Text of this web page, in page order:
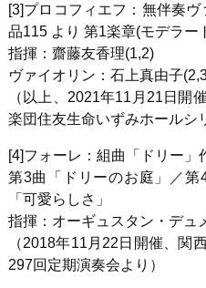
[3]プロコフィエフ ：無伴奏
品115 より 第1楽章(モデラー
指揮：齋藤友香理(1,2)
ヴァイオリン：石上真由子
（以上、2021年11月21日開
楽団住友生命いずみホールシ
[4]フォーレ ：組曲「ドリー」
第3曲「ドリーのお庭」／第
「可愛らしさ」
指揮：オーギュスタン・デュ
（2018年11月22日開催、関
297回定期演奏会より）